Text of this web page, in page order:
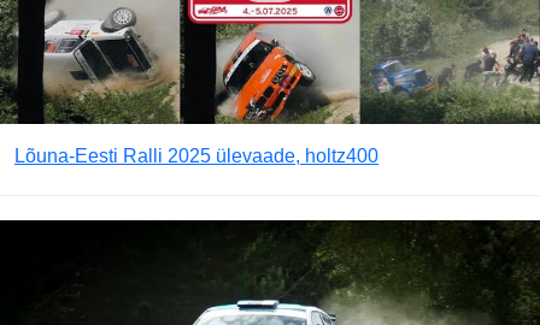
Lõuna-Eesti Ralli 2025 ülevaade, holtz400